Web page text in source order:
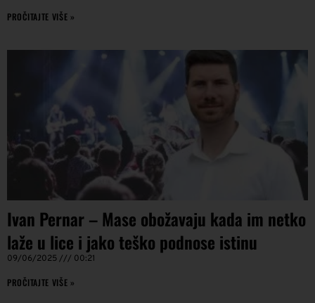
PROČITAJTE VIŠE »
Ivan Pernar – Mase obožavaju kada im netko
laže u lice i jako teško podnose istinu
09/06/2025 00:21
PROČITAJTE VIŠE »